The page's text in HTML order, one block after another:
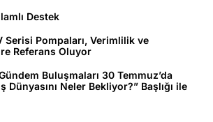
Destek
Serisi Pompaları, Verimlilik ve
Referans Oluyor
Buluşmaları 30 Temmuz’da
Dünyasını Neler Bekliyor?” Başlığı ile